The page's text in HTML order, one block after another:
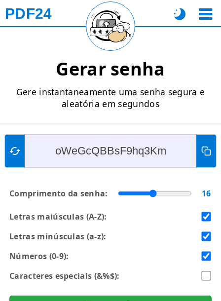
PDF24
Gerar senha
Gere instantaneamente uma senha segura e
aleatória em segundos
Comprimento da senha: 16
Letras maiúsculas (A-Z):
Letras minúsculas (a-z):
Números (0-9):
Caracteres especiais (&%$):